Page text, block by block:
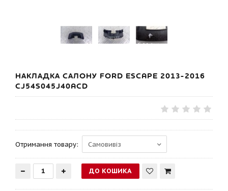
НАКЛАДКА САЛОНУ FORD ESCAPE 2013-2016
CJ54S045J40ACD
Отримання товару: